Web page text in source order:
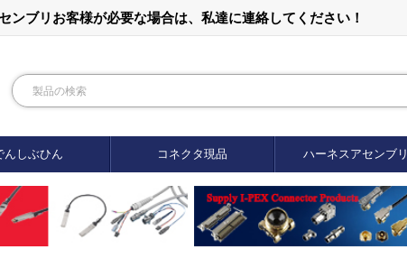
ブリお客様が必要な場合は、私達に連絡してください！
んしぶひん コネクタ現品 ハーネスアセンブリ